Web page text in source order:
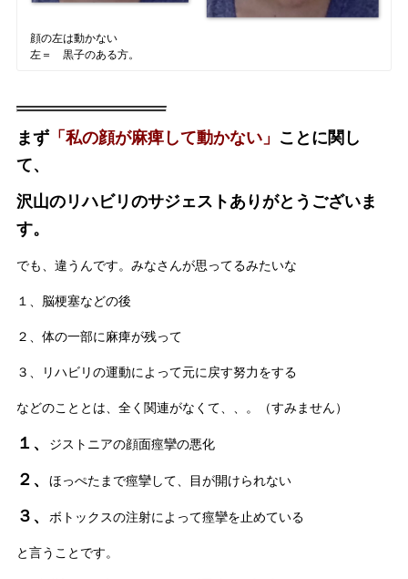
顔の左は動かない
左＝ 黒子のある方。
まず 「私の顔が麻痺して動かない」 ことに関し
て、
沢山のリハビリのサジェストありがとうございま
す。
でも、違うんです。みなさんが思ってるみたいな
１、脳梗塞などの後
２、体の一部に麻痺が残って
３、リハビリの運動によって元に戻す努力をする
などのこととは、全く関連がなくて、、。（すみません）
１、 ジストニアの顔面痙攣の悪化
２、 ほっぺたまで痙攣して、目が開けられない
３、 ボトックスの注射によって痙攣を止めている
と言うことです。